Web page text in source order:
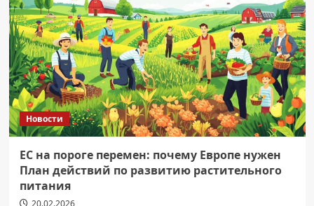
Новости
ЕС на пороге перемен: почему Европе нужен
План действий по развитию растительного
питания
20.02.2026